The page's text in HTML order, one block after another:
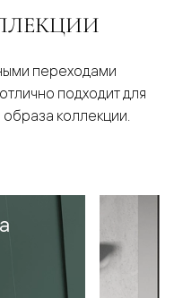
переходами
подходит для
коллекции.